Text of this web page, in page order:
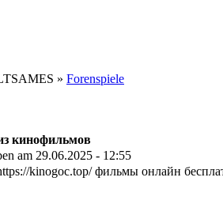
» Forenspiele
кинофильмов
am 29.06.2025 - 12:55
kinogoc.top/ фильмы онлайн